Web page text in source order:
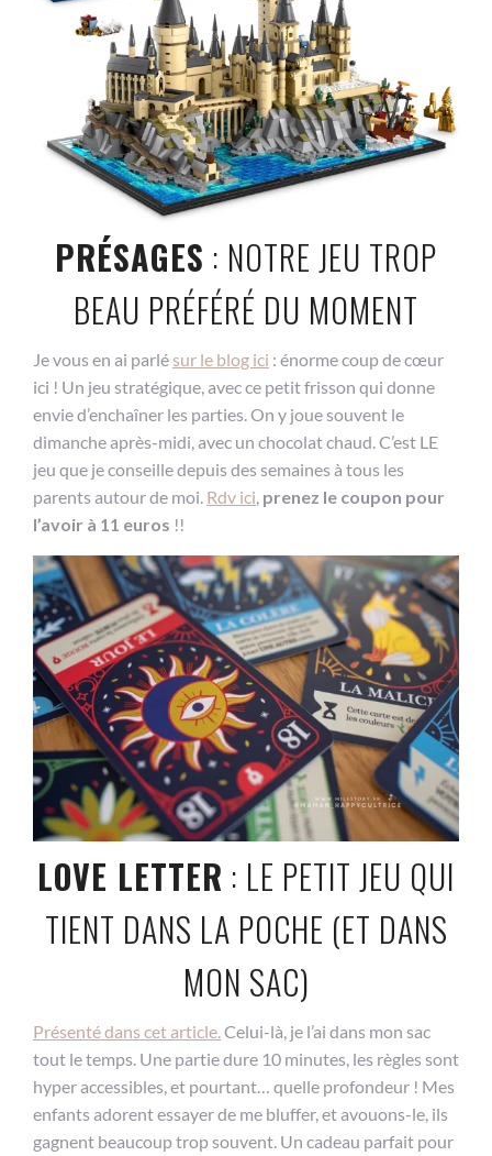
PRÉSAGES : NOTRE JEU TROP
BEAU PRÉFÉRÉ DU MOMENT
Je vous en ai parlé sur le blog ici : énorme coup de cœur
ici ! Un jeu stratégique, avec ce petit frisson qui donne
envie d’enchaîner les parties. On y joue souvent le
dimanche après-midi, avec un chocolat chaud. C’est LE
jeu que je conseille depuis des semaines à tous les
parents autour de moi. Rdv ici, prenez le coupon pour
l’avoir à 11 euros !!
LOVE LETTER : LE PETIT JEU QUI
TIENT DANS LA POCHE (ET DANS
MON SAC)
Présenté dans cet article. Celui-là, je l’ai dans mon sac
tout le temps. Une partie dure 10 minutes, les règles sont
hyper accessibles, et pourtant… quelle profondeur ! Mes
enfants adorent essayer de me bluffer, et avouons-le, ils
gagnent beaucoup trop souvent. Un cadeau parfait pour